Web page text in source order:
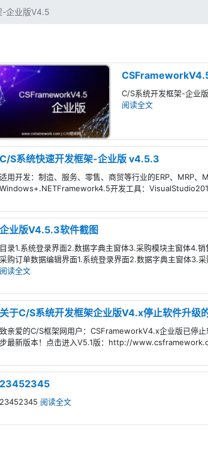
-企业版V4.5
C/S系统开发框架-企
阅读全文
C/S系统快速开发框架-企业版 v4.5.3
适用开发：制造、服务、零售、商贸等行业的ERP、MRP、
Windows+.NETFramework4.5开发工具：
企业版V4.5.3软件截图
目录1.系统登录界面2.数据字典主窗体3.采购模块主窗体4.
采购订单数据编辑界面1.系统登录界面2.数据字典主窗体3.
阅读全文
关于C/S系统开发框架企业版V4.x停止软件升级
致亲爱的C/S框架网用户：CSFrameworkV4.x企业版已停
步最新版本！点击进入V5.1版：http://
23452345
23452345 阅读全文